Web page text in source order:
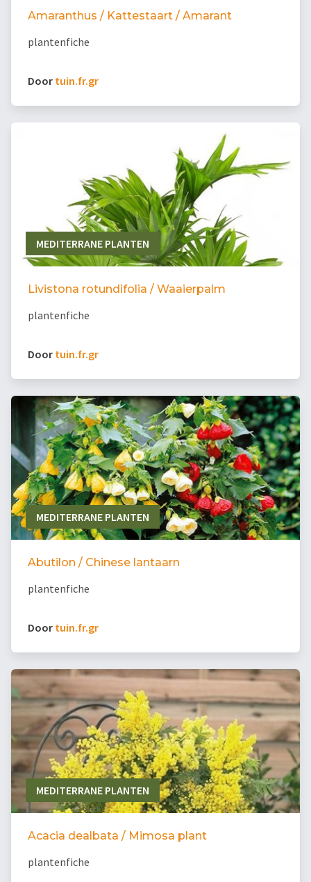
Amaranthus / Kattestaart / Amarant
plantenfiche
Door tuin.fr.gr
MEDITERRANE PLANTEN
Livistona rotundifolia / Waaierpalm
plantenfiche
Door tuin.fr.gr
MEDITERRANE PLANTEN
Abutilon / Chinese lantaarn
plantenfiche
Door tuin.fr.gr
MEDITERRANE PLANTEN
Acacia dealbata / Mimosa plant
plantenfiche